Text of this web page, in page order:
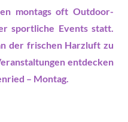
montags oft Outdoor-
sportliche Events statt.
der frischen Harzluft zu
entdecken
– Montag.